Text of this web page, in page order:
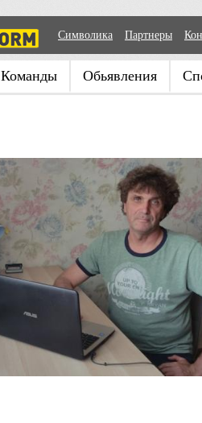
Символика Партнеры
Команды Обьявления